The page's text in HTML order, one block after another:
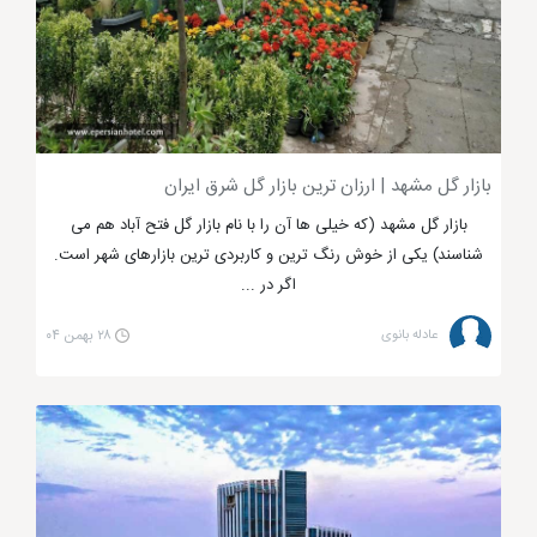
شده تا برای یک بار وارد این مجتمع تجاری مشهد شوید و
با دیدن زیبایی هایش مجدداً به این مرکز خرید بازگردید.
مرکز خرید آرمان مشهد
بازار گل مشهد | ارزان ترین بازار گل شرق ایران
بازار گل مشهد (که خیلی ها آن را با نام بازار گل فتح آباد هم می
شناسند) یکی از خوش رنگ ترین و کاربردی ترین بازارهای شهر است.
اگر در ...
عادله بانوی ۲۸ بهمن ۰۴